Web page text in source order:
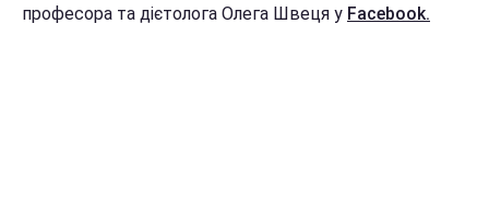
професора та дієтолога Олега Швеця у Facebook.